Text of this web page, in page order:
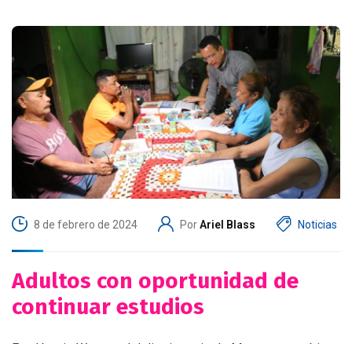
8 de febrero de 2024 PorAriel Blass Noticias
Adultos con oportunidad de
continuar estudios